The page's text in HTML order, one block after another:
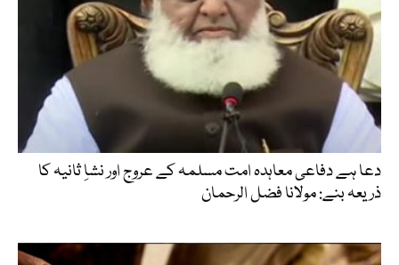
دعا ہے دفاعی معاہدہ امت مسلمہ کے عروج اور نشاِ ثانیہ کا
ذریعہ بنے: مولانا فضل الرحمان